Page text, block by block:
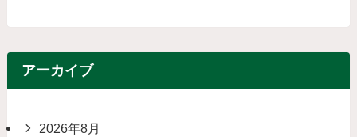
アーカイブ
2026年8月